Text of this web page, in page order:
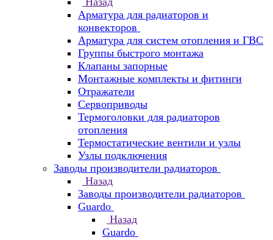
Арматура для радиаторов и
конвекторов
Арматура для систем отопления и ГВС
Группы быстрого монтажа
Клапаны запорные
Монтажные комплекты и фитинги
Отражатели
Сервоприводы
Термоголовки для радиаторов
отопления
Термостатические вентили и узлы
Узлы подключения
Заводы производители радиаторов
Назад
Заводы производители радиаторов
Guardo
Назад
Guardo